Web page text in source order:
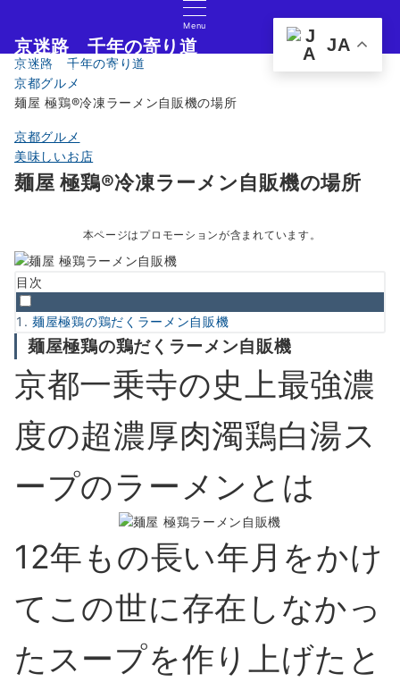
Menu
京迷路 千年の寄り道
京都の観光イベント・グルメ・ショッピングの情報サイト
京迷路 千年の寄り道
京都グルメ
麺屋 極鶏®︎冷凍ラーメン自販機の場所
京都グルメ
美味しいお店
麺屋 極鶏®︎冷凍ラーメン自販機の場所
本ページはプロモーションが含まれています。
目次
麺屋極鶏の鶏だくラーメン自販機
麺屋極鶏の鶏だくラーメン自販機
京都一乗寺の史上最強濃
度の超濃厚肉濁鶏白湯ス
ープのラーメンとは
12年もの長い年月をかけ
てこの世に存在しなかっ
たスープを作り上げたと
JA